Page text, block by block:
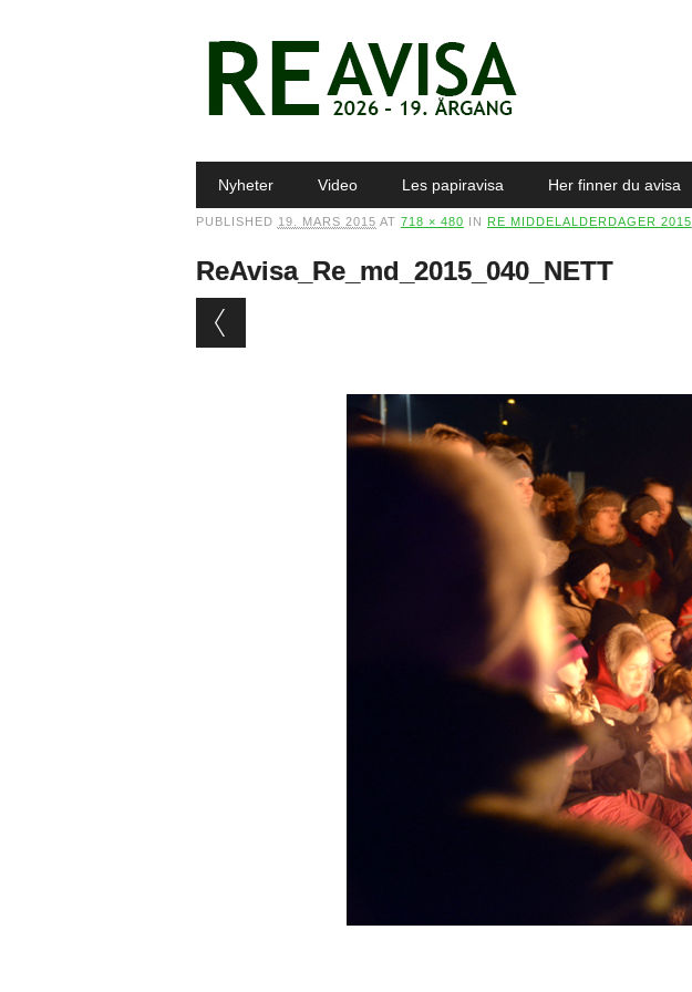
Main menu
Nyheter Video Les papiravisa Her finner du avisa
PUBLISHED 19. MARS 2015 AT 718 × 480 IN RE MIDDELALDERDAGER 2015
ReAvisa_Re_md_2015_040_NETT